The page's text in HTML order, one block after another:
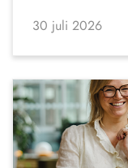
30 juli 2026